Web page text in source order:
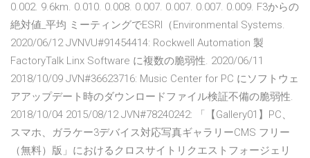
0.002. 9.6km. 0.010. 0.008. 0.007. 0.007. 0.007. 0.009. F3からの
絶対値_平均 ミーティングでESRI（Environmental Systems.
2020/06/12 JVNVU#91454414: Rockwell Automation 製
FactoryTalk Linx Software に複数の脆弱性. 2020/06/11
2018/10/09 JVN#36623716: Music Center for PC にソフトウェ
アアップデート時のダウンロードファイル検証不備の脆弱性.
2018/10/04 2015/08/12 JVN#78240242: 「【Gallery01】PC、
スマホ、ガラケー3デバイス対応写真ギャラリーCMS フリー
（無料）版」におけるクロスサイトリクエストフォージェリ